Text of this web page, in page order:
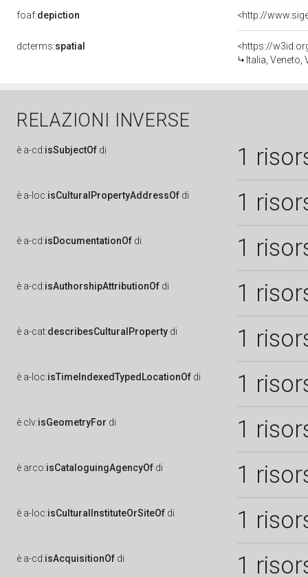
foaf:depiction
dcterms:spatial
<https://
Italia, Veneto,
RELAZIONI INVERSE
è a-cd:isSubjectOf di 1
è a-loc:isCulturalPropertyAddressOf di 1
è a-cd:isDocumentationOf di 1
è a-cd:isAuthorshipAttributionOf di 1
è a-cat:describesCulturalProperty di 1
è a-loc:isTimeIndexedTypedLocationOf di 1
è clv:isGeometryFor di 1
è arco:isCataloguingAgencyOf di 1
è a-loc:isCulturalInstituteOrSiteOf di 1
è a-cd:isAcquisitionOf di 1